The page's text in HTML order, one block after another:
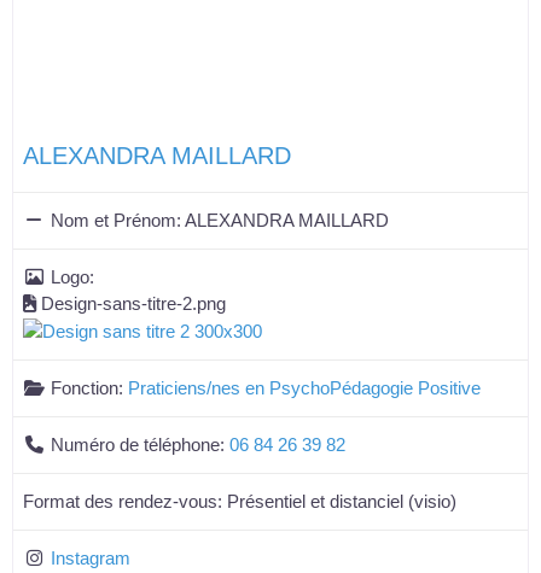
ALEXANDRA MAILLARD
Nom et Prénom: ALEXANDRA MAILLARD
Logo:
Design-sans-titre-2.png
Fonction: Praticiens/nes en PsychoPédagogie Positive
Numéro de téléphone: 06 84 26 39 82
Format des rendez-vous: Présentiel et distanciel (visio)
Instagram